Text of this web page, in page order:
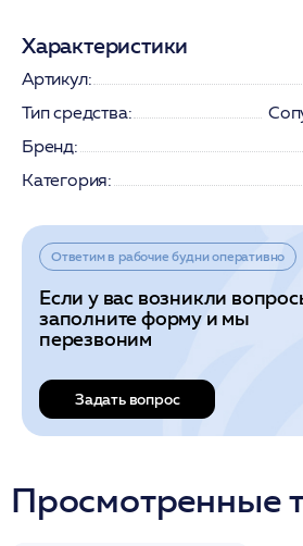
Характеристики
Артикул:
Тип средства:
Бренд:
Категория:
Ответим в рабочие будни оперативно
Если у вас возникли
заполните форму и мы
перезвоним
Задать вопрос
Просмотренные